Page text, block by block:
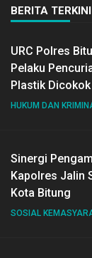
BERITA TERKINI
URC Polres
Pelaku
Plastik Dicokok
HUKUM DAN
Sinergi
Kapolres Jalin
Kota Bitung
SOSIAL